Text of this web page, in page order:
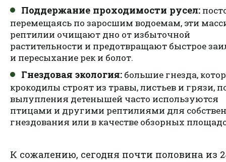
Поддержание проходимости русел:
перемещаясь по заросшим водоемам, эти
рептилии очищают дно от избыточной
растительности и предотвращают быстрое
и пересыхание рек и болот.
Гнездовая экология: большие гнезда,
крокодилы строят из травы, листьев и грязи,
вылупления детенышей часто используются
птицами и другими рептилиями для
гнездования или в качестве обзорных
К сожалению, сегодня почти половина из